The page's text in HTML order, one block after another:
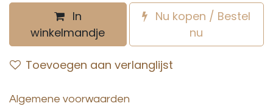
In
winkelmandje
Nu kopen / Bestel
nu
Toevoegen aan verlanglijst
Algemene voorwaarden